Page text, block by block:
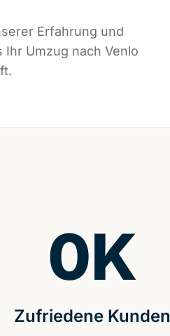
Erfahrung und
Umzug nach Venlo
Zufriedene Kunden
0K